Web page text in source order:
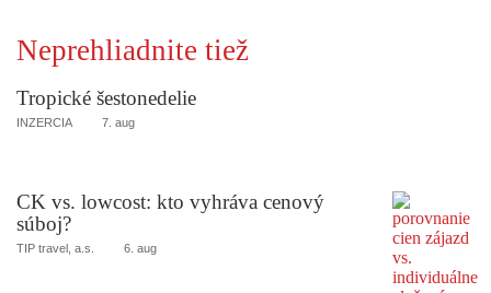
Neprehliadnite tiež
Tropické šestonedelie
INZERCIA 7. aug
CK vs. lowcost: kto vyhráva cenový
súboj?
TIP travel, a.s. 6. aug